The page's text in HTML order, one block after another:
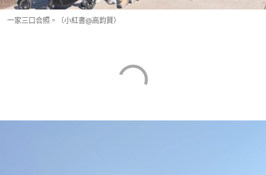
一家三口合照。（小紅書@高鈞賢）